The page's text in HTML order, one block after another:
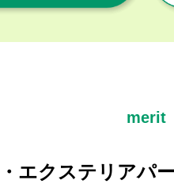
merit
エクステリアパ